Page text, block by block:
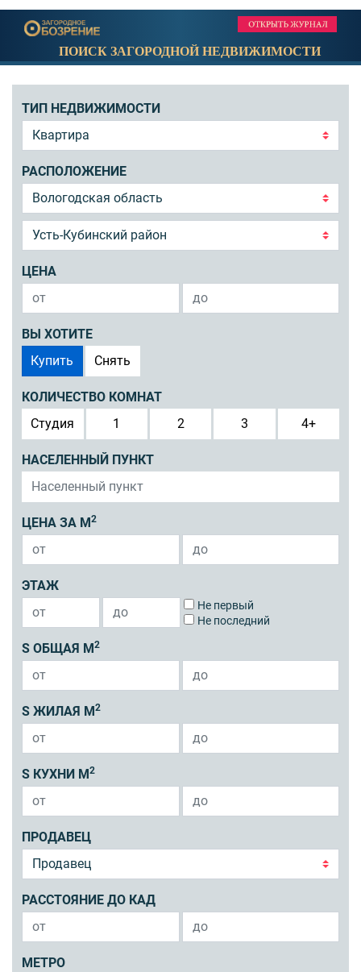
ПОИСК ЗАГОРОДНОЙ НЕДВИЖИМОСТИ
ТИП НЕДВИЖИМОСТИ
РАСПОЛОЖЕНИЕ
ЦЕНА
ВЫ ХОТИТЕ
Купить
Снять
КОЛИЧЕСТВО КОМНАТ
Студия
1 2 3 4+
НАСЕЛЕННЫЙ ПУНКТ
ЦЕНА ЗА М 2
ЭТАЖ
Не первый
Не последний
S ОБЩАЯ М 2
S ЖИЛАЯ М 2
S КУХНИ М 2
ПРОДАВЕЦ
РАССТОЯНИЕ ДО КАД
МЕТРО